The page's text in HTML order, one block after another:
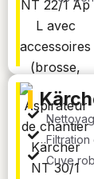
Cuve